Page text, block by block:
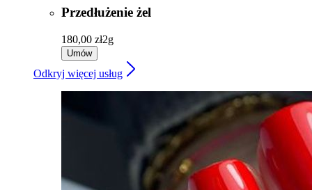
Przedłużenie żel
180,00 zł2g
Umów
Odkryj więcej usług